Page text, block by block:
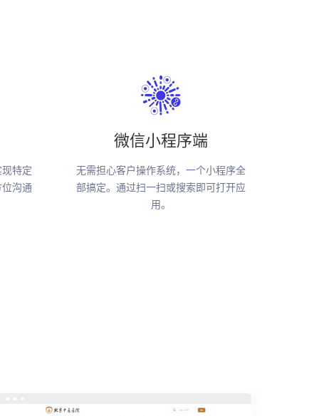
特定
沟通
微信小程序端
无需担心客户操作系统，一个小程序全
部搞定。通过扫一扫或搜索即可打开应
用。